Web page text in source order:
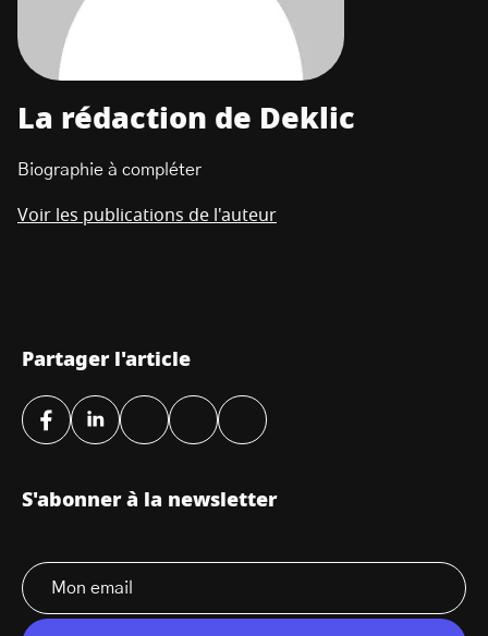
La rédaction de Deklic
Biographie à compléter
Voir les publications de l'auteur
Partager l'article
S'abonner à la newsletter